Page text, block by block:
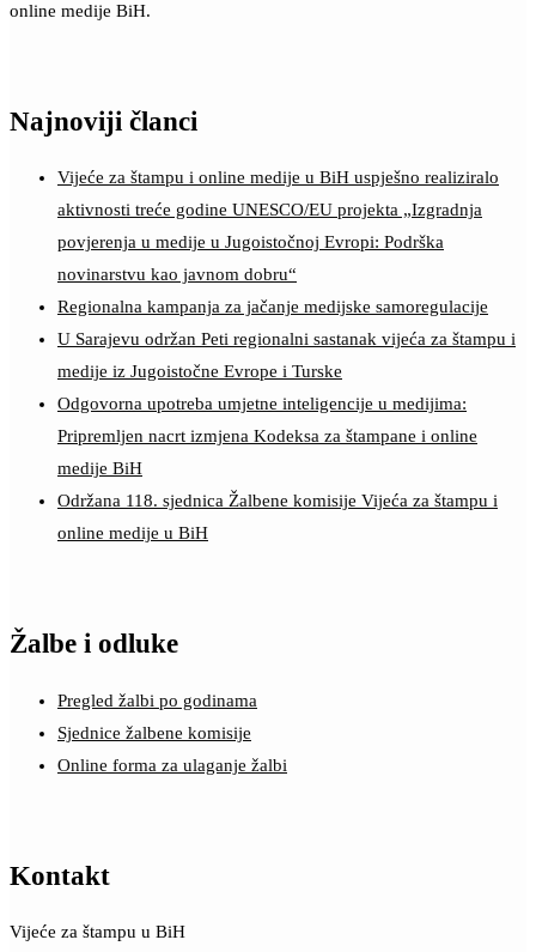
online medije BiH.
Najnoviji članci
Vijeće za štampu i online medije u BiH uspješno realiziralo
aktivnosti treće godine UNESCO/EU projekta „Izgradnja
povjerenja u medije u Jugoistočnoj Evropi: Podrška
novinarstvu kao javnom dobru“
Regionalna kampanja za jačanje medijske samoregulacije
U Sarajevu održan Peti regionalni sastanak vijeća za štampu i
medije iz Jugoistočne Evrope i Turske
Odgovorna upotreba umjetne inteligencije u medijima:
Pripremljen nacrt izmjena Kodeksa za štampane i online
medije BiH
Održana 118. sjednica Žalbene komisije Vijeća za štampu i
online medije u BiH
Žalbe i odluke
Pregled žalbi po godinama
Sjednice žalbene komisije
Online forma za ulaganje žalbi
Kontakt
Vijeće za štampu u BiH